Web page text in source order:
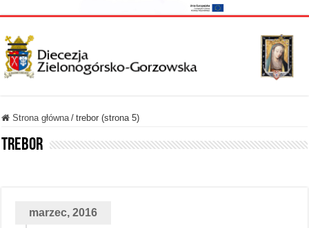
Strona główna / trebor (strona 5)
trebor
marzec, 2016